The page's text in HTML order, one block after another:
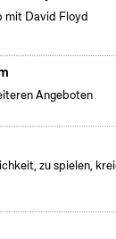
mit David Floyd
Angeboten
zu spielen,